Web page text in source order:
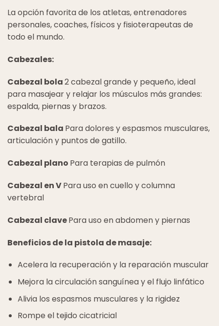
La opción favorita de los atletas, entrenadores
personales, coaches, físicos y fisioterapeutas de
todo el mundo.
Cabezales:
Cabezal bola2 cabezal grande y pequeño, ideal
para masajear y relajar los músculos más grandes:
espalda, piernas y brazos.
Cabezal bala Para dolores y espasmos musculares,
articulación y puntos de gatillo.
Cabezal plano Para terapias de pulmón
Cabezal en VPara uso en cuello y columna
vertebral
Cabezal clavePara uso en abdomen y piernas
Beneficios de la pistola de masaje:
Acelera la recuperación y la reparación muscular
Mejora la circulación sanguínea y el flujo linfático
Alivia los espasmos musculares y la rigidez
Rompe el tejido cicatricial